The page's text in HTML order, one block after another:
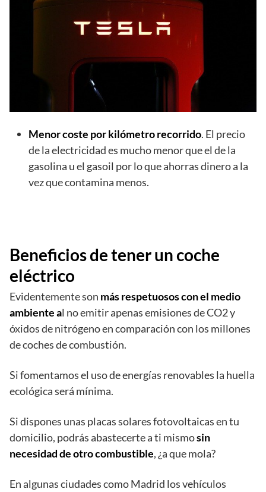
Menor coste por kilómetro recorrido. El precio
de la electricidad es mucho menor que el de la
gasolina u el gasoil por lo que ahorras dinero a la
vez que contamina menos.
Beneficios de tener un coche
eléctrico
Evidentemente son más respetuosos con el medio
ambiente al no emitir apenas emisiones de CO2 y
óxidos de nitrógeno en comparación con los millones
de coches de combustión.
Si fomentamos el uso de energías renovables la huella
ecológica será mínima.
Si dispones unas placas solares fotovoltaicas en tu
domicilio, podrás abastecerte a ti mismosin
necesidad de otro combustible, ¿a que mola?
En algunas ciudades como Madrid los vehículos